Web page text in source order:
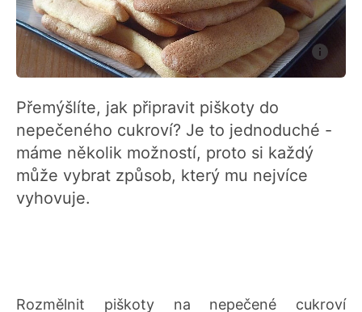
Přemýšlíte, jak připravit piškoty do
nepečeného cukroví? Je to jednoduché -
máme několik možností, proto si každý
může vybrat způsob, který mu nejvíce
vyhovuje.
Rozmělnit piškoty na nepečené cukroví